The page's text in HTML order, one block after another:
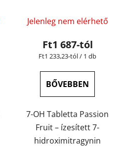
Jelenleg nem elérhető
Ft1 687-tól
Egységár:
Ft1 233,23-tól / 1 db
BŐVEBBEN
7-OH Tabletta Passion
Fruit – ízesített 7-
hidroximitragynin